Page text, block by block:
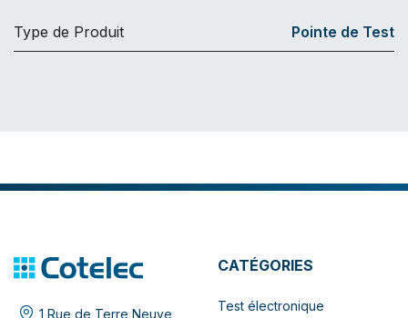
Type de Produit Pointe de Test
1 Rue de Terre Neuve
CATÉGORIES
Test électronique